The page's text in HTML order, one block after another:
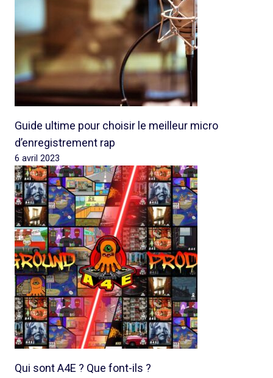
Guide ultime pour choisir le meilleur micro
d’enregistrement rap
6 avril 2023
Qui sont A4E ? Que font-ils ?